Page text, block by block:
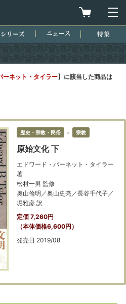
買物カゴを
シリーズ ニュース
ーネット・タイラー】に該当した商品は
歴史・宗教・民俗 ＞ 宗教
原始文化 下
エドワード・バーネット・タイラー
著
松村一男 監修
奥山倫明／奥山史亮／長谷千代子／
堀雅彦 訳
定価 7,260円
（本体価格6,600円）
発売日 2019/08